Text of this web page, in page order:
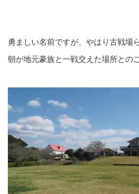
勇ましい名前ですが、やはり古戦場
朝が地元豪族と一戦交えた場所とのこ